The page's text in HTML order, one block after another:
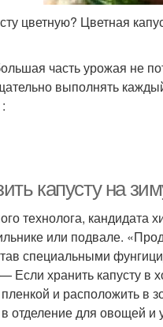
цветную? Цветная
часть урожая не
выполнять
капусту на
технолога, кандидата
или подвале.
специальными
Если хранить капусту в
и расположить в
в отделение для овощей